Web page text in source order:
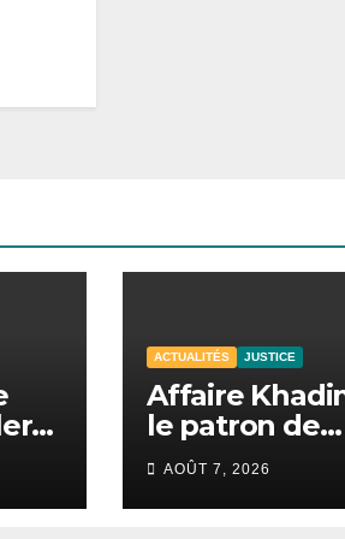
ACTUALITÉS JUSTICE
Affaire
le patron de
Locafrique
la liberté.
AOÛT 7, 2026